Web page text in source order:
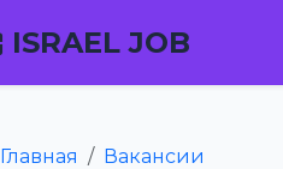
ISRAEL JOB
Главная
Вакансии